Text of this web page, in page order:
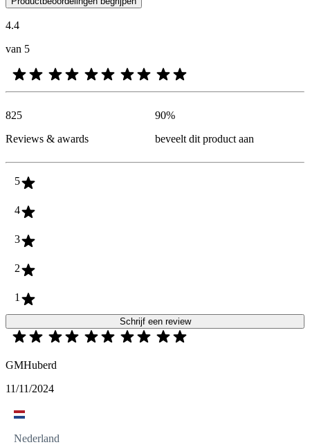
4.4
van 5
825
Reviews & awards
90%
beveelt dit product aan
5
4
3
2
1
Schrijf een review
GMHuberd
11/11/2024
Nederland